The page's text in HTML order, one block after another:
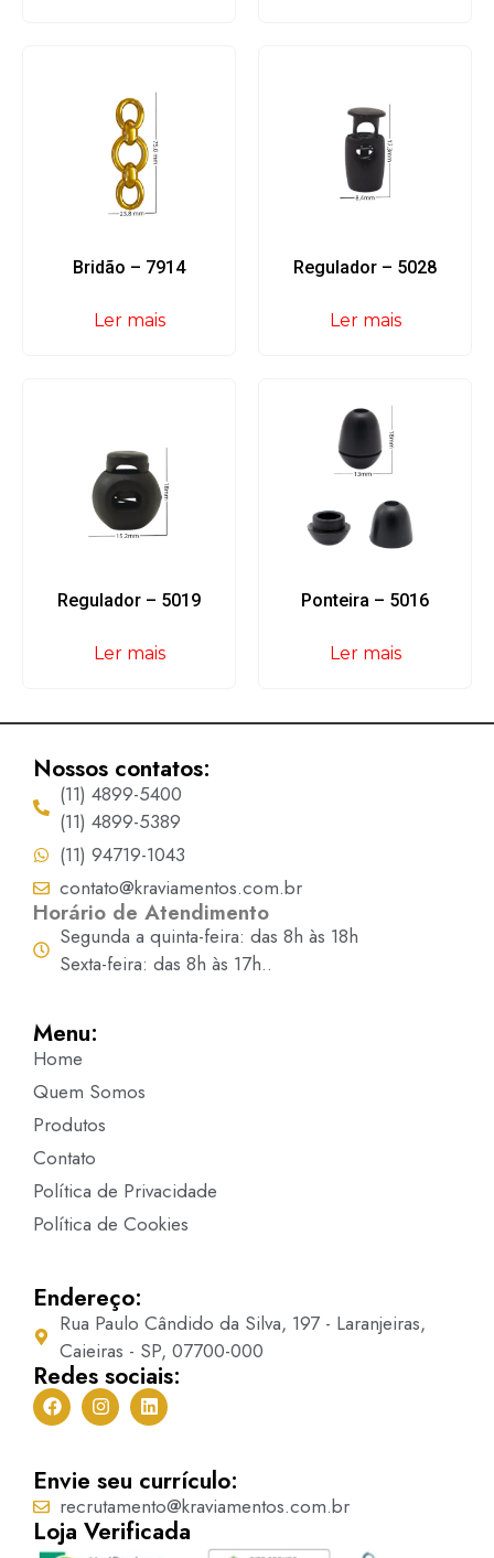
Bridão – 7914
Ler mais
Regulador – 5028
Ler mais
Regulador – 5019
Ler mais
Ponteira – 5016
Ler mais
Nossos contatos:
(11) 4899-5400
(11) 4899-5389
(11) 94719-1043
contato@kraviamentos.com.br
Horário de Atendimento
Segunda a quinta-feira: das 8h às 18h
Sexta-feira: das 8h às 17h..
Menu:
Home
Quem Somos
Produtos
Contato
Política de Privacidade
Política de Cookies
Endereço:
Rua Paulo Cândido da Silva, 197 - Laranjeiras,
Caieiras - SP, 07700-000
Redes sociais:
Envie seu currículo:
recrutamento@kraviamentos.com.br
Loja Verificada